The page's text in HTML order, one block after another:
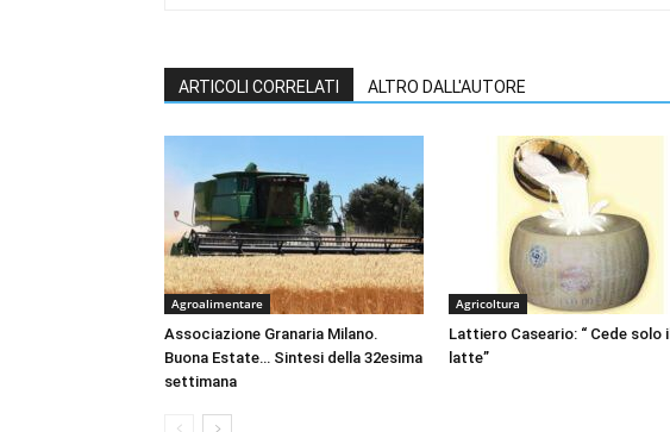
ARTICOLI CORRELATI ALTRO DALL'AUTORE
Agroalimentare
Associazione Granaria Milano.
Buona Estate… Sintesi della 32esima
settimana
Agricoltura
Lattiero Caseario: “ Cede solo il
latte”